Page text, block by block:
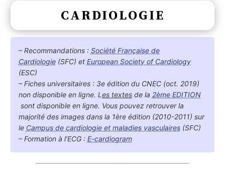
CARDIOLOGIE
– Recommandations : Société Française de
Cardiologie(SFC) et European Society of Cardiology
(ESC)
– Fiches universitaires : 3e édition du CNEC (oct. 2019)
non disponible en ligne. L es textesde la 2ème EDITION
sont disponible en ligne. Vous pouvez retrouver la
majorité des images dans la 1ère édition (2010-2011) sur
le Campus de cardiologie et maladies vasculaires(SFC)
– Formation à l’ECG : E-cardiogram